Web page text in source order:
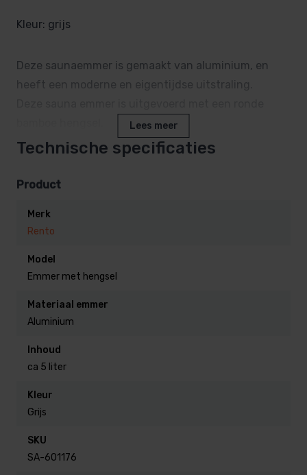
Kleur: grijs
Deze saunaemmer is gemaakt van aluminium, en
heeft een moderne en eigentijdse uitstraling.
Lees meer
Technische specificaties
Product
Merk
Rento
Model
Emmer met hengsel
Materiaal emmer
Aluminium
Inhoud
ca 5 liter
Kleur
Grijs
SKU
SA-601176